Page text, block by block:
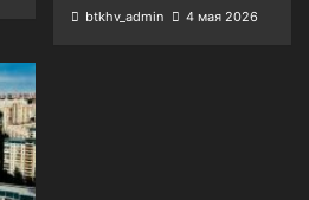
btkhv_admin 4 мая 2026